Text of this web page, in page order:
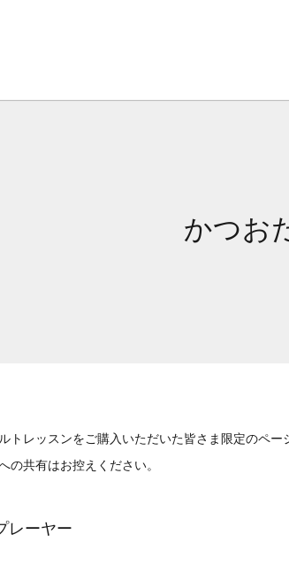
かつお
トレッスンをご購入いただいた皆さま限定のペー
の共有はお控えください。
レーヤー